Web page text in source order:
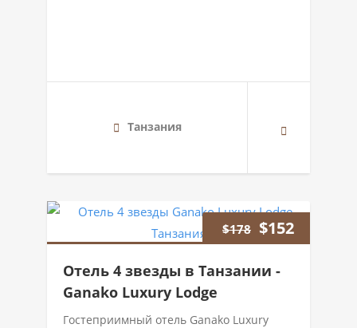
Танзания
$178 $152
Отель 4 звезды в Танзании -
Ganako Luxury Lodge
Гостеприимный отель Ganako Luxury